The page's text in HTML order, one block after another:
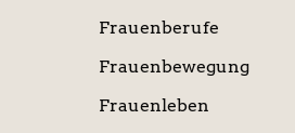
Frauenberufe
Frauenbewegung
Frauenleben